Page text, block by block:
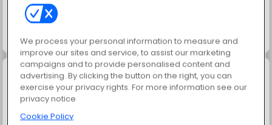
Bomb It 8 Bob la lumaca 4
We process your personal information to measure and
improve our sites and service, to assist our marketing
campaigns and to provide personalised content and
advertising. By clicking the button on the right, you can
exercise your privacy rights. For more information see our
privacy notice
Cookie Policy